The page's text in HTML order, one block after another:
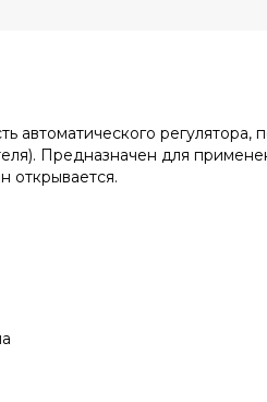
автоматического
Предназначен для
открывается.